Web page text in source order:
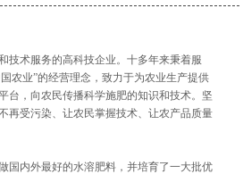
技术服务的高科技企业。十多年来秉着服
农业”的经营理念，致力于为农业生产提供
台，向农民传播科学施肥的知识和技术。坚
再受污染、让农民掌握技术、让农产品质量
国内外最好的水溶肥料，并培育了一大批优